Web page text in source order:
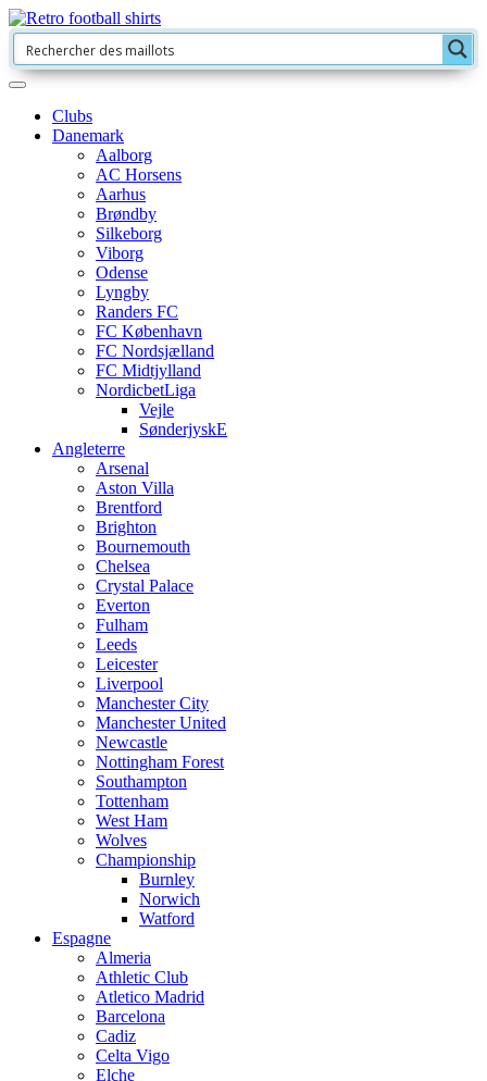
Clubs
Danemark
Aalborg
AC Horsens
Aarhus
Brøndby
Silkeborg
Viborg
Odense
Lyngby
Randers FC
FC København
FC Nordsjælland
FC Midtjylland
NordicbetLiga
Vejle
SønderjyskE
Angleterre
Arsenal
Aston Villa
Brentford
Brighton
Bournemouth
Chelsea
Crystal Palace
Everton
Fulham
Leeds
Leicester
Liverpool
Manchester City
Manchester United
Newcastle
Nottingham Forest
Southampton
Tottenham
West Ham
Wolves
Championship
Burnley
Norwich
Watford
Espagne
Almeria
Athletic Club
Atletico Madrid
Barcelona
Cadiz
Celta Vigo
Elche